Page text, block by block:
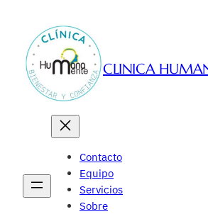
contenido
CLINICA
Contacto
Equipo
Servicios
Sobre